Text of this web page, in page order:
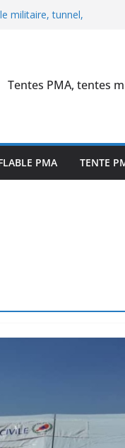
militaire, tunnel,
la stratégie de la
secours, air captif
m x H = 7 m, tunnel
Tentes PMA, tentes
PMA TENTE